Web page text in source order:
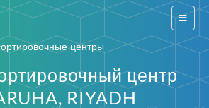
Switch
центры
центр
RIYADH